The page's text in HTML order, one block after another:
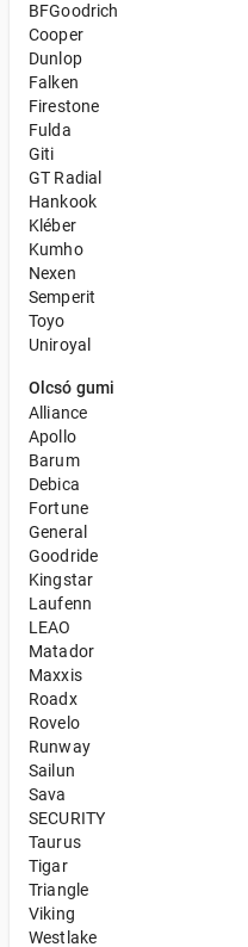
BFGoodrich
Cooper
Dunlop
Falken
Firestone
Fulda
Giti
GT Radial
Hankook
Kléber
Kumho
Nexen
Semperit
Toyo
Uniroyal
Olcsó gumi
Alliance
Apollo
Barum
Debica
Fortune
General
Goodride
Kingstar
Laufenn
LEAO
Matador
Maxxis
Roadx
Rovelo
Runway
Sailun
Sava
SECURITY
Taurus
Tigar
Triangle
Viking
Westlake